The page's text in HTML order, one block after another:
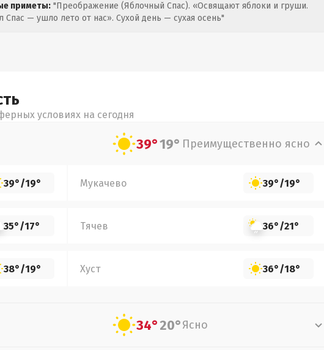
приметы: "Преображение (Яблочный Спас). «Освящают яблоки и груши.
Спас — ушло лето от нас». Сухой день — сухая осень"
условиях на сегодня
39°19° Преимущественно ясно
39°/19° Мукачево 39°/19°
35°/17° Тячев 36°/21°
38°/19° Хуст 36°/18°
34°20°Ясно